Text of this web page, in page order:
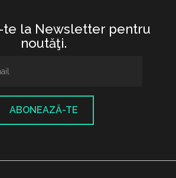
te la Newsletter pentru
noutăţi.
ABONEAZĂ-TE